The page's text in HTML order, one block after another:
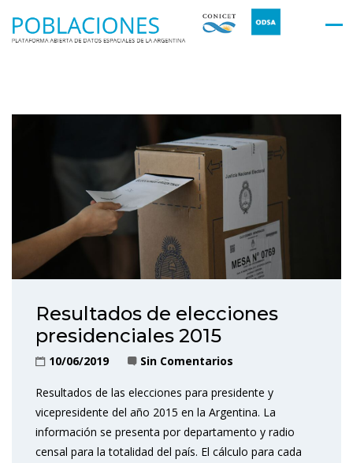
Resultados de elecciones
presidenciales 2015
10/06/2019 Sin Comentarios
Resultados de las elecciones para presidente y
vicepresidente del año 2015 en la Argentina. La
información se presenta por departamento y radio
censal para la totalidad del país. El cálculo para cada